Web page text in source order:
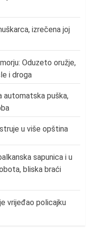
izrečena joj
Oduzeto oružje,
i droga
automatska puška,
u više opština
sapunica i u
bliska braći
vrijeđao policajku